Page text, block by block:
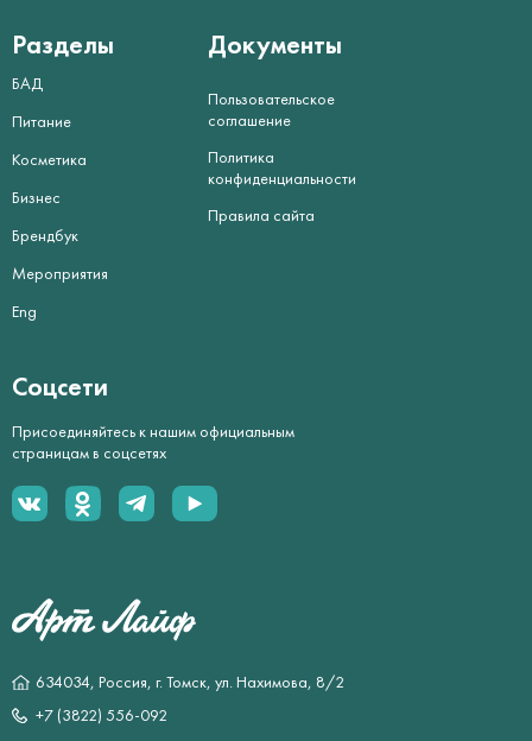
634034, Россия, г. Томск, ул. Нахимова, 8/2
+7 (3822) 556-092
Разделы
БАД
Питание
Косметика
Бизнес
Брендбук
Мероприятия
Eng
Документы
Пользовательское
соглашение
Политика
конфиденциальности
Правила сайта
Соцсети
Присоединяйтесь к нашим официальным
страницам в соцсетях